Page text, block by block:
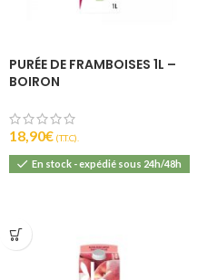
PURÉE DE FRAMBOISES 1L –
BOIRON
18,90€ (T.T.C).
En stock - expédié sous 24h/48h